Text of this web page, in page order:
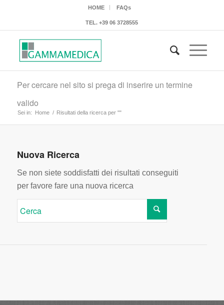
HOME FAQs
TEL.+39 06 3728555
Per cercare nel sito si prega di inserire un termine
valido
Sei in: Home / Risultati della ricerca per ""
Nuova Ricerca
Se non siete soddisfatti dei risultati conseguiti
per favore fare una nuova ricerca